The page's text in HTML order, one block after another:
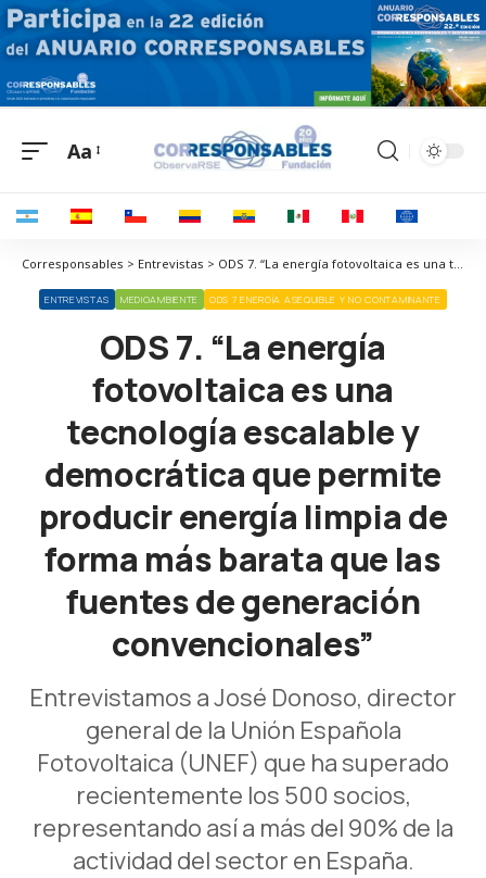
Aa
Corresponsables > Entrevistas > ODS 7. “La energía fotovoltaica es una tecnología escalable y democrática que permite producir energía limpia de forma más barata que las fuentes de generación convencionales”
ENTREVISTAS MEDIOAMBIENTE ODS 7 ENERGÍA ASEQUIBLE Y NO CONTAMINANTE
ODS 7. “La energía
fotovoltaica es una
tecnología escalable y
democrática que permite
producir energía limpia de
forma más barata que las
fuentes de generación
convencionales”
Entrevistamos a José Donoso, director
general de la Unión Española
Fotovoltaica (UNEF) que ha superado
recientemente los 500 socios,
representando así a más del 90% de la
actividad del sector en España.